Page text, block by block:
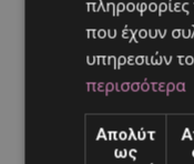
πληροφορίες
που έχουν
υπηρεσιών
περισσότερα
Απολύτ
ως